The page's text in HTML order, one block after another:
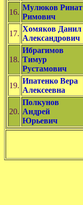
16.
Мулюков Ринат
Римович
17.
Хомяков Данил
Александрович
18.
Ибрагимов
Тимур
Рустамович
19.
Ипатенко Вера
Алексеевна
20.
Полкунов
Андрей
Юрьевич